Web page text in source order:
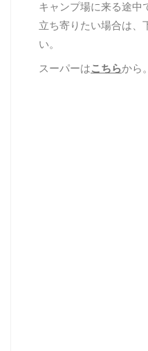
キャンプ場に来る途中
立ち寄りたい場合は、
い。
スーパーはこちらから